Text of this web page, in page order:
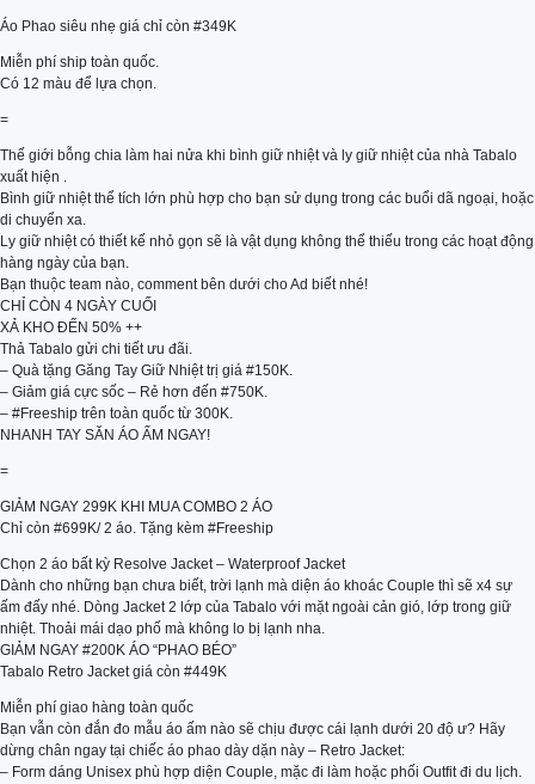
Áo Phao siêu nhẹ giá chỉ còn #349K
Miễn phí ship toàn quốc.
Có 12 màu để lựa chọn.
=
Thế giới bỗng chia làm hai nửa khi bình giữ nhiệt và ly giữ nhiệt của nhà Tabalo
xuất hiện .
Bình giữ nhiệt thể tích lớn phù hợp cho bạn sử dụng trong các buổi dã ngoại, hoặc
di chuyển xa.
Ly giữ nhiệt có thiết kế nhỏ gọn sẽ là vật dụng không thể thiếu trong các hoạt động
hàng ngày của bạn.
Bạn thuộc team nào, comment bên dưới cho Ad biết nhé!
CHỈ CÒN 4 NGÀY CUỐI
XẢ KHO ĐẾN 50% ++
Thả Tabalo gửi chi tiết ưu đãi.
– Quà tặng Găng Tay Giữ Nhiệt trị giá #150K.
– Giảm giá cực sốc – Rẻ hơn đến #750K.
– #Freeship trên toàn quốc từ 300K.
NHANH TAY SĂN ÁO ẤM NGAY!
=
GIẢM NGAY 299K KHI MUA COMBO 2 ÁO
Chỉ còn #699K/ 2 áo. Tặng kèm #Freeship
Chọn 2 áo bất kỳ Resolve Jacket – Waterproof Jacket
Dành cho những bạn chưa biết, trời lạnh mà diện áo khoác Couple thì sẽ x4 sự
ấm đấy nhé. Dòng Jacket 2 lớp của Tabalo với mặt ngoài cản gió, lớp trong giữ
nhiệt. Thoải mái dạo phố mà không lo bị lạnh nha.
GIẢM NGAY #200K ÁO “PHAO BÉO”
Tabalo Retro Jacket giá còn #449K
Miễn phí giao hàng toàn quốc
Bạn vẫn còn đắn đo mẫu áo ấm nào sẽ chịu được cái lạnh dưới 20 độ ư? Hãy
dừng chân ngay tại chiếc áo phao dày dặn này – Retro Jacket:
– Form dáng Unisex phù hợp diện Couple, mặc đi làm hoặc phối Outfit đi du lịch.